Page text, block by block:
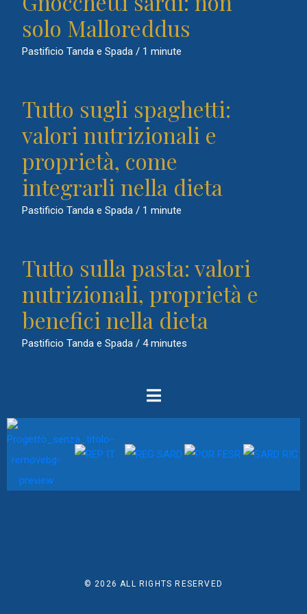
solo Malloreddus
Pastificio Tanda e Spada / 1 minute
Tutto sugli spaghetti:
valori nutrizionali e
proprietà, come
integrarli nella dieta
Pastificio Tanda e Spada / 1 minute
Tutto sulla pasta: valori
nutrizionali, proprietà e
benefici nella dieta
Pastificio Tanda e Spada / 4 minutes
© 2026 ALL RIGHTS RESERVED